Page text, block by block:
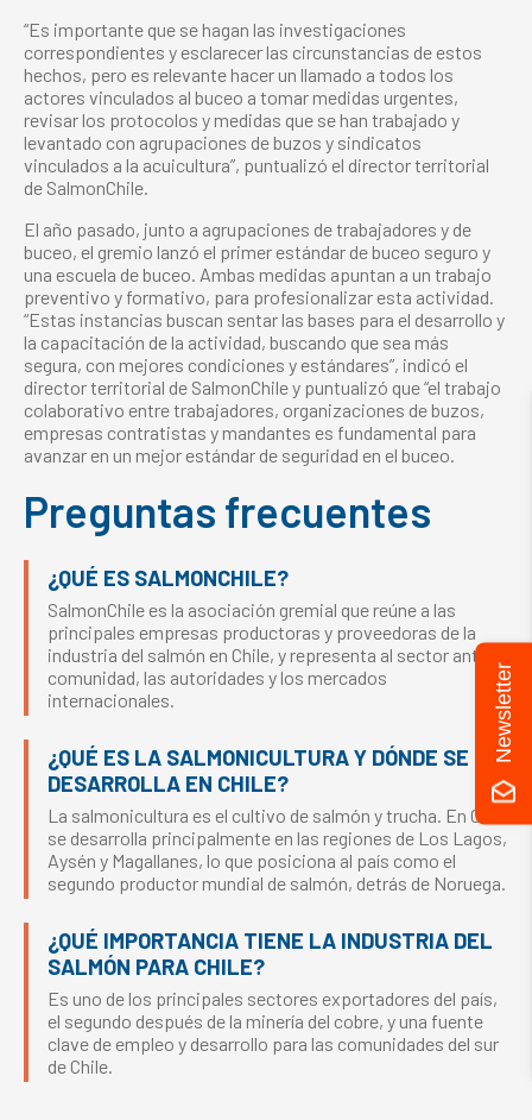
“Es importante que se hagan las investigaciones
correspondientes y esclarecer las circunstancias de estos
hechos, pero es relevante hacer un llamado a todos los
actores vinculados al buceo a tomar medidas urgentes,
revisar los protocolos y medidas que se han trabajado y
levantado con agrupaciones de buzos y sindicatos
vinculados a la acuicultura”, puntualizó el director territorial
de SalmonChile.
El año pasado, junto a agrupaciones de trabajadores y de
buceo, el gremio lanzó el primer estándar de buceo seguro y
una escuela de buceo. Ambas medidas apuntan a un trabajo
preventivo y formativo, para profesionalizar esta actividad.
“Estas instancias buscan sentar las bases para el desarrollo y
la capacitación de la actividad, buscando que sea más
segura, con mejores condiciones y estándares”, indicó el
director territorial de SalmonChile y puntualizó que “el trabajo
colaborativo entre trabajadores, organizaciones de buzos,
empresas contratistas y mandantes es fundamental para
avanzar en un mejor estándar de seguridad en el buceo.
Preguntas frecuentes
¿QUÉ ES SALMONCHILE?
SalmonChile es la asociación gremial que reúne a las
principales empresas productoras y proveedoras de la
industria del salmón en Chile, y representa al sector ante la
comunidad, las autoridades y los mercados
internacionales.
¿QUÉ ES LA SALMONICULTURA Y DÓNDE SE
DESARROLLA EN CHILE?
La salmonicultura es el cultivo de salmón y trucha. En Chile
se desarrolla principalmente en las regiones de Los Lagos,
Aysén y Magallanes, lo que posiciona al país como el
segundo productor mundial de salmón, detrás de Noruega.
¿QUÉ IMPORTANCIA TIENE LA INDUSTRIA DEL
SALMÓN PARA CHILE?
Es uno de los principales sectores exportadores del país,
el segundo después de la minería del cobre, y una fuente
clave de empleo y desarrollo para las comunidades del sur
de Chile.
Newsletter